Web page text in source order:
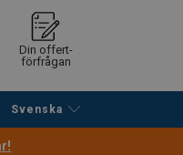
Din offert-
förfrågan
Svenska
kassan